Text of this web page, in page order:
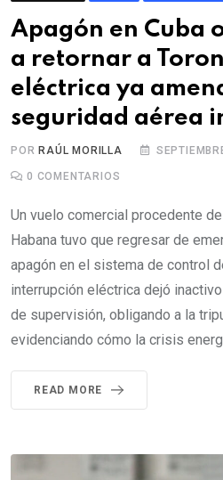
Apagón en Cuba
a retornar a
eléctrica ya
seguridad aérea
POR RAÚL MORILLA
0 COMENTARIOS
Un vuelo comercial procedente
Habana tuvo que regresar de
apagón en el sistema de control
interrupción eléctrica dejó
de supervisión, obligando a la
evidenciando cómo la crisis
READ MORE